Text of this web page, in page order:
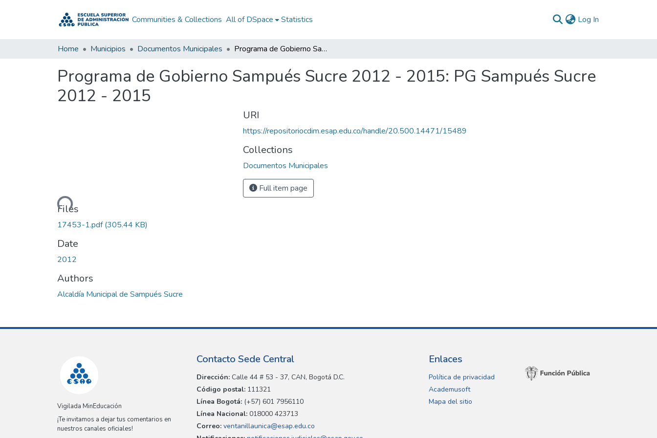
Communities & Collections All of DSpace Statistics Log In
Home Municipios Documentos Municipales Programa de Gobierno Sampués Sucre 2012 - 2015: PG Sampués Sucre 2012 - 2015
Programa de Gobierno Sampués Sucre 2012 - 2015: PG Sampués Sucre
2012 - 2015
Loading...
Files
17453-1.pdf(305.44 KB)
Date
2012
Authors
Alcaldía Municipal de Sampués Sucre
URI
https://repositoriocdim.esap.edu.co/handle/20.500.14471/15489
Collections
Documentos Municipales
Full item page
Vigilada MinEducación
¡Te invitamos a dejar tus comentarios en
nuestros canales oficiales!
Contacto Sede Central
Dirección: Calle 44 # 53 - 37, CAN, Bogotá D.C.
Código postal: 111321
Línea Bogotá: (+57) 601 7956110
Línea Nacional: 018000 423713
Correo: ventanillaunica@esap.edu.co
Enlaces
Política de privacidad
Academusoft
Mapa del sitio